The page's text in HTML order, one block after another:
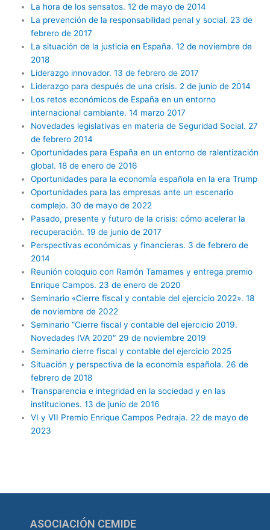
La hora de los sensatos. 12 de mayo de 2014
La prevención de la responsabilidad penal y social. 23 de
febrero de 2017
La situación de la justicia en España. 12 de noviembre de
2018
Liderazgo innovador. 13 de febrero de 2017
Liderazgo para después de una crisis. 2 de junio de 2014
Los retos económicos de España en un entorno
internacional cambiante. 14 marzo 2017
Novedades legislativas en materia de Seguridad Social. 27
de febrero 2014
Oportunidades para España en un entorno de ralentización
global. 18 de enero de 2016
Oportunidades para la economía española en la era Trump
Oportunidades para las empresas ante un escenario
complejo. 30 de mayo de 2022
Pasado, presente y futuro de la crisis: cómo acelerar la
recuperación. 19 de junio de 2017
Perspectivas económicas y financieras. 3 de febrero de
2014
Reunión coloquio con Ramón Tamames y entrega premio
Enrique Campos. 23 de enero de 2020
Seminario «Cierre fiscal y contable del ejercicio 2022». 18
de noviembre de 2022
Seminario “Cierre fiscal y contable del ejercicio 2019.
Novedades IVA 2020″ 29 de noviembre 2019
Seminario cierre fiscal y contable del ejercicio 2025
Situación y perspectiva de la economía española. 26 de
febrero de 2018
Transparencia e integridad en la sociedad y en las
instituciones. 13 de junio de 2016
VI y VII Premio Enrique Campos Pedraja. 22 de mayo de
2023
ASOCIACIÓN CEMIDE